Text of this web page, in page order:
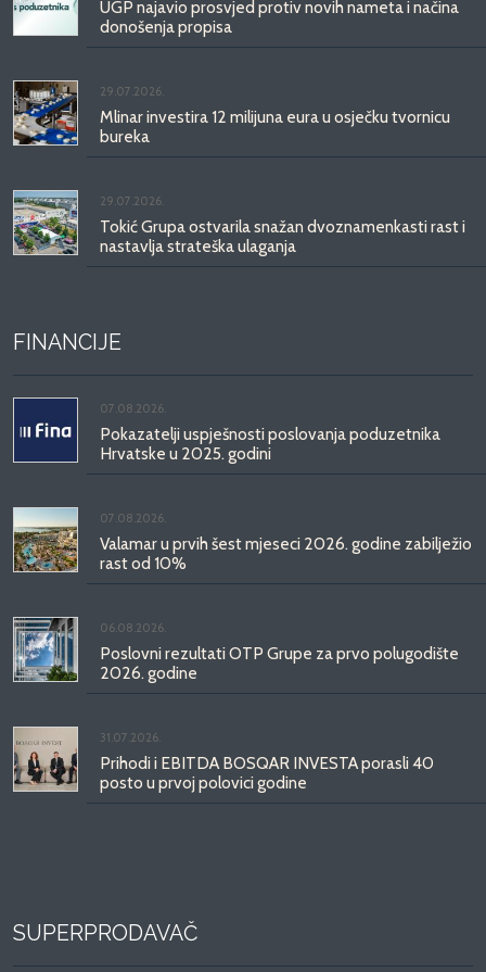
UGP najavio prosvjed protiv novih nameta i načina
donošenja propisa
29.07.2026.
Mlinar investira 12 milijuna eura u osječku tvornicu
bureka
29.07.2026.
Tokić Grupa ostvarila snažan dvoznamenkasti rast i
nastavlja strateška ulaganja
FINANCIJE
07.08.2026.
Pokazatelji uspješnosti poslovanja poduzetnika
Hrvatske u 2025. godini
07.08.2026.
Valamar u prvih šest mjeseci 2026. godine zabilježio
rast od 10%
06.08.2026.
Poslovni rezultati OTP Grupe za prvo polugodište
2026. godine
31.07.2026.
Prihodi i EBITDA BOSQAR INVESTA porasli 40
posto u prvoj polovici godine
SUPERPRODAVAČ